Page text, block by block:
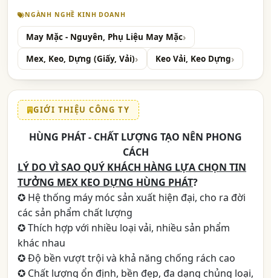
NGÀNH NGHỀ KINH DOANH
May Mặc - Nguyên, Phụ Liệu May Mặc
Mex, Keo, Dựng (Giấy, Vải)
Keo Vải, Keo Dựng
GIỚI THIỆU CÔNG TY
HÙNG PHÁT - CHẤT LƯỢNG TẠO NÊN PHONG
CÁCH
LÝ DO VÌ SAO QUÝ KHÁCH HÀNG LỰA CHỌN TIN
TƯỞNG MEX KEO DỰNG HÙNG PHÁT?
✪ Hệ thống máy móc sản xuất hiện đại, cho ra đời
các sản phẩm chất lượng
✪ Thích hợp với nhiều loại vải, nhiều sản phẩm
khác nhau
✪ Độ bền vượt trội và khả năng chống rách cao
✪ Chất lượng ổn định, bền đẹp, đa dạng chủng loại,